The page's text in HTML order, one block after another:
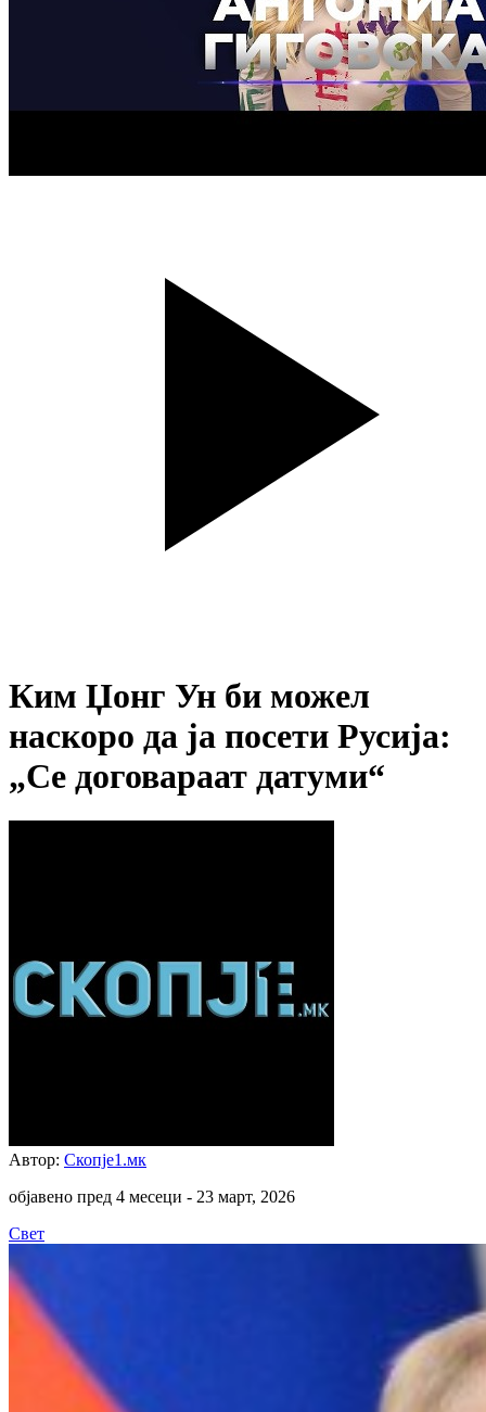
Ким Џонг Ун би можел
наскоро да ја посети Русија:
„Се договараат датуми“
Автор: Скопје1.мк
објавено пред 4 месеци - 23 март, 2026
Свет